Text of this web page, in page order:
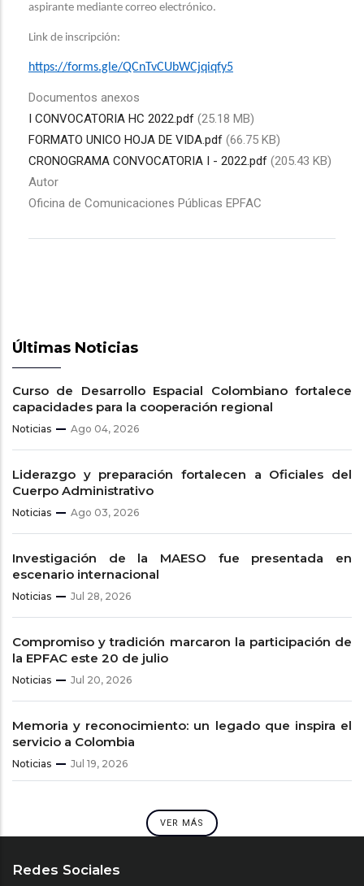
aspirante mediante correo electrónico.
Link de inscripción:
https://forms.gle/QCnTvCUbWCjqiqfy5
Documentos anexos
I CONVOCATORIA HC 2022.pdf (25.18 MB)
FORMATO UNICO HOJA DE VIDA.pdf (66.75 KB)
CRONOGRAMA CONVOCATORIA I - 2022.pdf (205.43 KB)
Autor
Oficina de Comunicaciones Públicas EPFAC
Últimas Noticias
Curso de Desarrollo Espacial Colombiano fortalece
capacidades para la cooperación regional
Noticias Ago 04, 2026
Liderazgo y preparación fortalecen a Oficiales del
Cuerpo Administrativo
Noticias Ago 03, 2026
Investigación de la MAESO fue presentada en
escenario internacional
Noticias Jul 28, 2026
Compromiso y tradición marcaron la participación de
la EPFAC este 20 de julio
Noticias Jul 20, 2026
Memoria y reconocimiento: un legado que inspira el
servicio a Colombia
Noticias Jul 19, 2026
VER MÁS
Redes Sociales